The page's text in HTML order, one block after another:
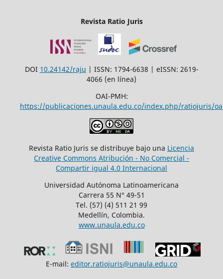
Revista Ratio Juris
DOI 10.24142/raju | ISSN: 1794-6638 | eISSN: 2619-
4066 (en línea)
OAI-PMH:
https://publicaciones.unaula.edu.co/index.php/ratiojuris/
Revista Ratio Juris se distribuye bajo una Licencia
Creative Commons Atribución - No Comercial -
Compartir igual 4.0 Internacional
Universidad Autónoma Latinoamericana
Carrera 55 N° 49-51
Tel. (57) (4) 511 21 99
Medellín, Colombia.
www.unaula.edu.co
E-mail: editor.ratiojuris@unaula.edu.co